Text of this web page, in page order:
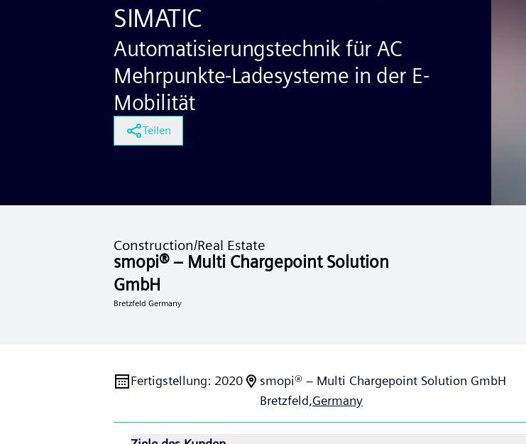
SIMATIC
Automatisierungstechnik für AC
Mehrpunkte-Ladesysteme in der E-
Mobilität
Teilen
Construction/Real Estate
smopi® – Multi Chargepoint Solution
GmbH
Bretzfeld Germany
Fertigstellung: 2020
smopi® – Multi Chargepoint Solution GmbH
Bretzfeld,Germany